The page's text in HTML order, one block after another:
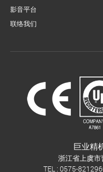
影音平台
联络我们
巨业精
浙江省上虞
TEL : 0575-